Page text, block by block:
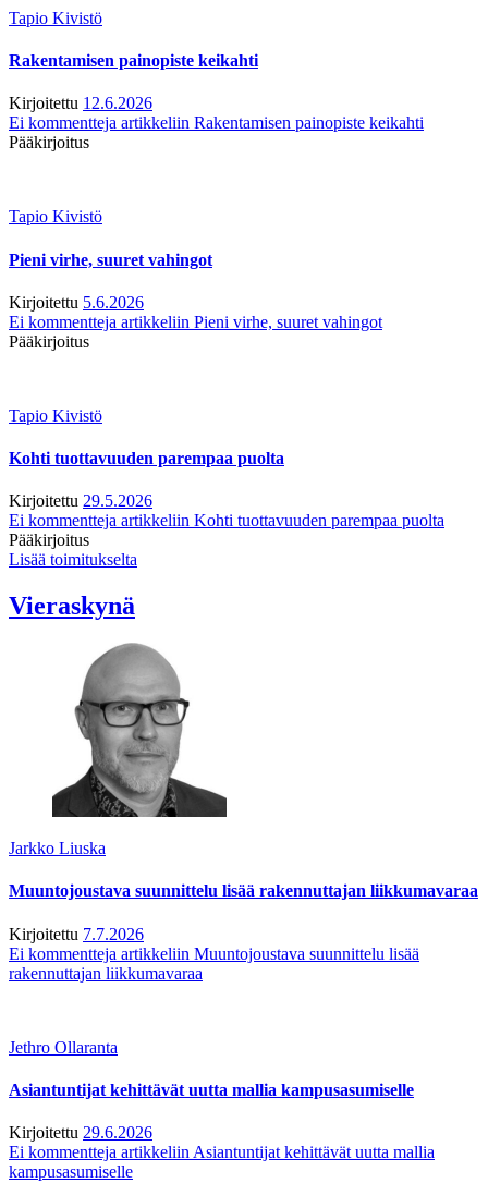
Tapio Kivistö
Rakentamisen painopiste keikahti
Kirjoitettu 12.6.2026
Ei kommentteja artikkeliin Rakentamisen painopiste keikahti
Pääkirjoitus
Tapio Kivistö
Pieni virhe, suuret vahingot
Kirjoitettu 5.6.2026
Ei kommentteja artikkeliin Pieni virhe, suuret vahingot
Pääkirjoitus
Tapio Kivistö
Kohti tuottavuuden parempaa puolta
Kirjoitettu 29.5.2026
Ei kommentteja artikkeliin Kohti tuottavuuden parempaa puolta
Pääkirjoitus
Lisää toimitukselta
Vieraskynä
Jarkko Liuska
Muuntojoustava suunnittelu lisää rakennuttajan liikkumavaraa
Kirjoitettu 7.7.2026
Ei kommentteja artikkeliin Muuntojoustava suunnittelu lisää
rakennuttajan liikkumavaraa
Jethro Ollaranta
Asiantuntijat kehittävät uutta mallia kampusasumiselle
Kirjoitettu 29.6.2026
Ei kommentteja artikkeliin Asiantuntijat kehittävät uutta mallia
kampusasumiselle